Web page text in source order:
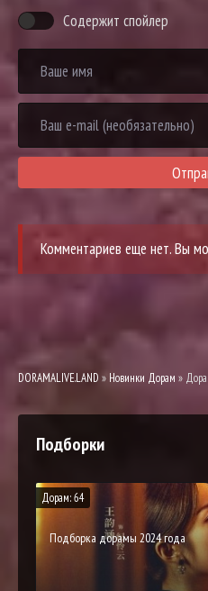
Содержит спойлер
Комментариев еще нет. Вы
DORAMALIVE.LAND » Новинки Дорам »
Подборки
Дорам: 64
Подборка дорамы 2024 года